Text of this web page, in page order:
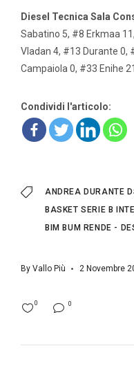
Diesel Tecnica Sala
Sabatino 5, #8 Erkmaa
Vladan 4, #13 Durante 0,
Campaiola 0, #33 Enihe
Condividi l'articolo:
ANDREA DURANTE
BASKET SERIE B
BIM BUM RENDE -
By Vallo Più 2 Novembre
0
0